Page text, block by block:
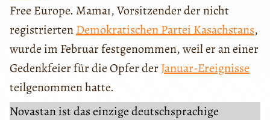
Free Europe. Mamaı, Vorsitzender der nicht
registriertenDemokratischen Partei Kasachstans,
wurde im Februar festgenommen, weil er an einer
Gedenkfeier für die Opfer derJanuar-Ereignisse
teilgenommen hatte.
Novastan ist das einzige deutschsprachige